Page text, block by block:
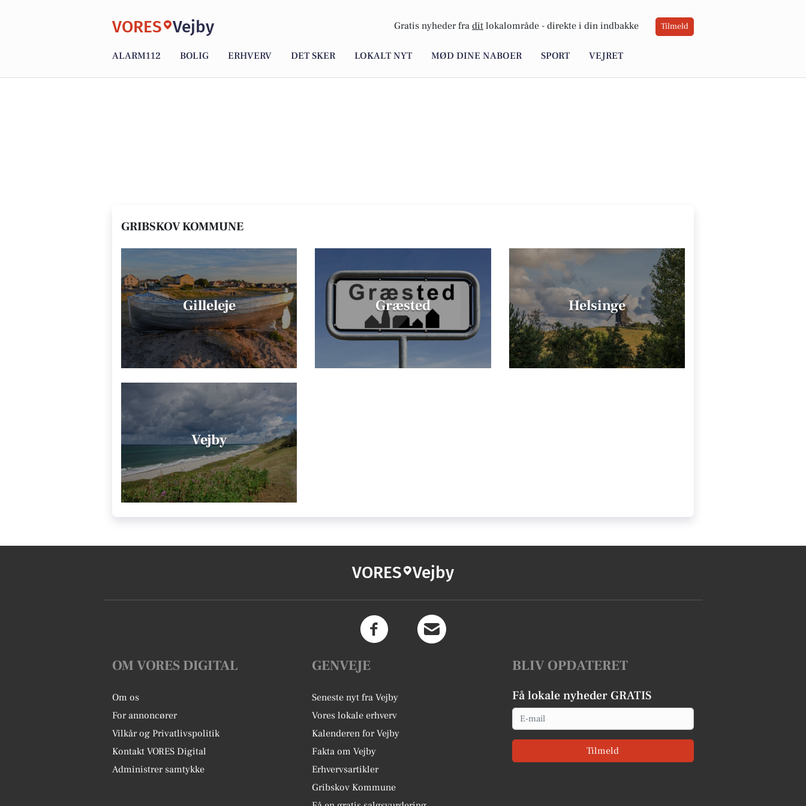
VORES Vejby Gratis nyheder fra dit lokalområde - direkte i din indbakke Tilmeld
ALARM112 BOLIG ERHVERV DET SKER LOKALT NYT MØD DINE NABOER SPORT VEJRET
GRIBSKOV KOMMUNE
Gilleleje Græsted Helsinge
Vejby
VORES Vejby
OM VORES DIGITAL
Om os
For annoncører
Vilkår og Privatlivspolitik
Kontakt VORES Digital
Administrer samtykke
GENVEJE
Seneste nyt fra Vejby
Vores lokale erhverv
Kalenderen for Vejby
Fakta om Vejby
Erhvervsartikler
Gribskov Kommune
BLIV OPDATERET
Få lokale nyheder GRATIS
Email
Tilmeld